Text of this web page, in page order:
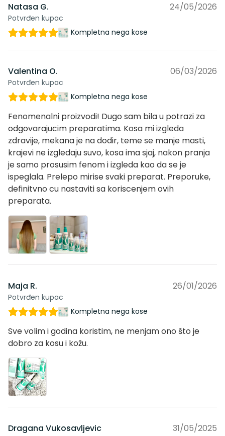
Natasa G.
Potvrđen kupac
24/05/2026
Kompletna nega kose
Valentina O.
Potvrđen kupac
06/03/2026
Kompletna nega kose
Fenomenalni proizvodi! Dugo sam bila u potrazi za
odgovarajucim preparatima. Kosa mi izgleda
zdravije, mekana je na dodir, teme se manje masti,
krajevi ne izgledaju suvo, kosa ima sjaj, nakon pranja
je samo prosusim fenom i izgleda kao da se je
ispeglala. Prelepo mirise svaki preparat. Preporuke,
definitvno cu nastaviti sa koriscenjem ovih
preparata.
Maja R.
Potvrđen kupac
26/01/2026
Kompletna nega kose
Sve volim i godina koristim, ne menjam ono što je
dobro za kosu i kožu.
Dragana Vukosavljevic 31/05/2025